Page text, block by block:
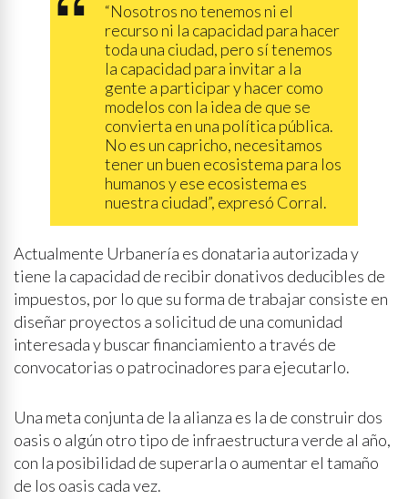
“Nosotros no tenemos ni el
recurso ni la capacidad para hacer
toda una ciudad, pero sí tenemos
la capacidad para invitar a la
gente a participar y hacer como
modelos con la idea de que se
convierta en una política pública.
No es un capricho, necesitamos
tener un buen ecosistema para los
humanos y ese ecosistema es
nuestra ciudad”, expresó Corral.
Actualmente Urbanería es donataria autorizada y
tiene la capacidad de recibir donativos deducibles de
impuestos, por lo que su forma de trabajar consiste en
diseñar proyectos a solicitud de una comunidad
interesada y buscar financiamiento a través de
convocatorias o patrocinadores para ejecutarlo.
Una meta conjunta de la alianza es la de construir dos
oasis o algún otro tipo de infraestructura verde al año,
con la posibilidad de superarla o aumentar el tamaño
de los oasis cada vez.